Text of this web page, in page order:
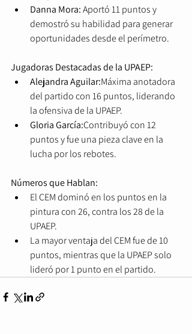
Danna Mora: Aportó 11 puntos y
demostró su habilidad para generar
oportunidades desde el perímetro.
Jugadoras Destacadas de la UPAEP:
Alejandra Aguilar:Máxima anotadora
del partido con 16 puntos, liderando
la ofensiva de la UPAEP.
Gloria García:Contribuyó con 12
puntos y fue una pieza clave en la
lucha por los rebotes.
Números que Hablan:
El CEM dominó en los puntos en la
pintura con 26, contra los 28 de la
UPAEP.
La mayor ventaja del CEM fue de 10
puntos, mientras que la UPAEP solo
lideró por 1 punto en el partido.